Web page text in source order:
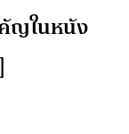
คัญในหนัง